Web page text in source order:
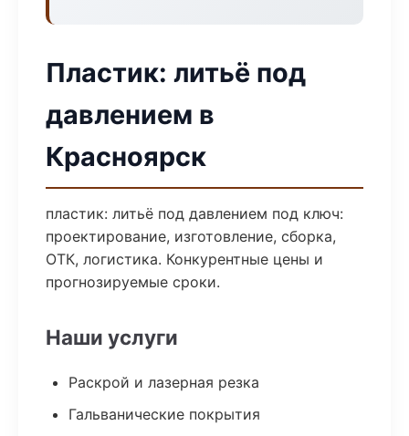
Пластик: литьё под
давлением в
Красноярск
пластик: литьё под давлением под ключ:
проектирование, изготовление, сборка,
ОТК, логистика. Конкурентные цены и
прогнозируемые сроки.
Наши услуги
Раскрой и лазерная резка
Гальванические покрытия